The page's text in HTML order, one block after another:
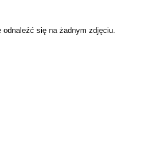
się na żadnym zdjęciu.